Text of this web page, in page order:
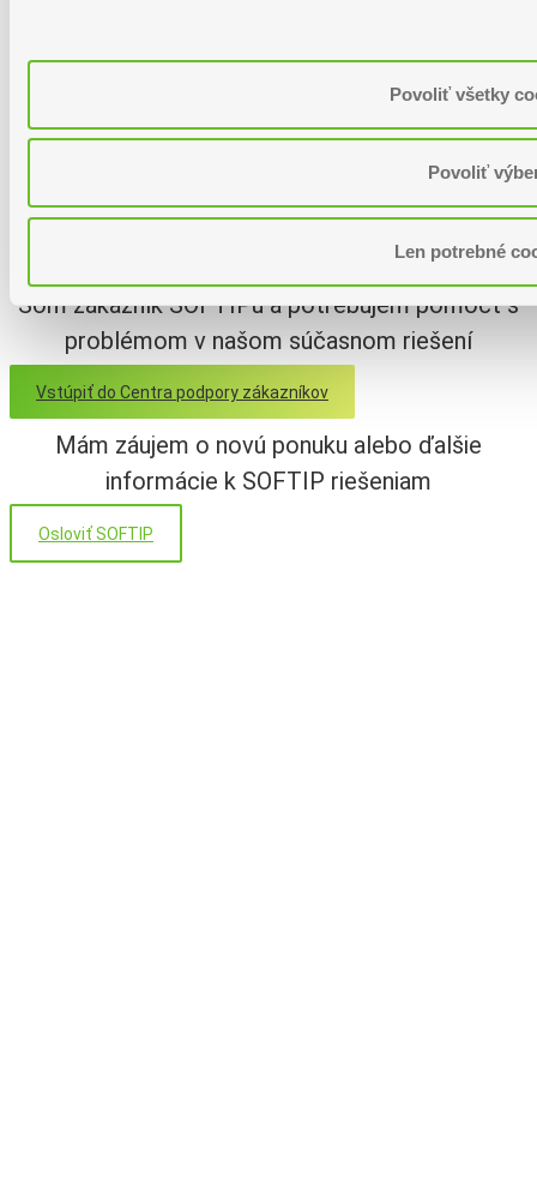
Povoliť všetky
Povoliť
Len potrebné
Domov>blog
Chcem kontaktovať SOFTIP
Som zákazník SOFTIPu a potrebujem pomôcť s
problémom v našom súčasnom riešení
Vstúpiť do Centra podpory zákazníkov
Mám záujem o novú ponuku alebo ďalšie
informácie k SOFTIP riešeniam
Osloviť SOFTIP